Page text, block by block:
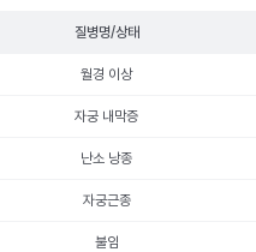
질병명/상태
월경 이상
자궁 내막증
난소 낭종
자궁근종
불임